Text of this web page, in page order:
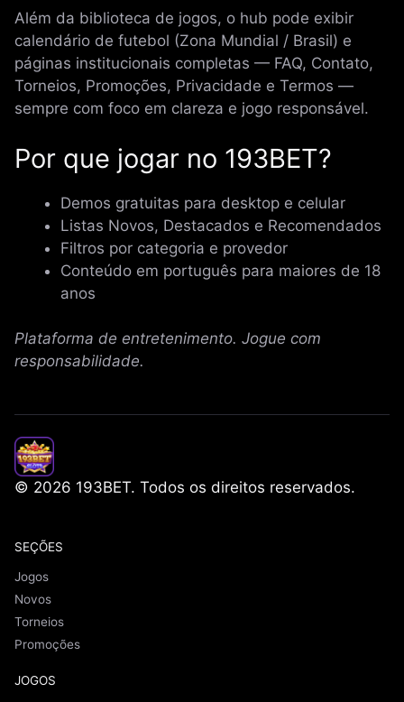
Além da biblioteca de jogos, o hub pode exibir
calendário de futebol (Zona Mundial / Brasil) e
páginas institucionais completas — FAQ, Contato,
Torneios, Promoções, Privacidade e Termos —
sempre com foco em clareza e jogo responsável.
Por que jogar no 193BET?
Demos gratuitas para desktop e celular
Listas Novos, Destacados e Recomendados
Filtros por categoria e provedor
Conteúdo em português para maiores de 18
anos
Plataforma de entretenimento. Jogue com
responsabilidade.
© 2026 193BET. Todos os direitos reservados.
SEÇÕES
Jogos
Novos
Torneios
Promoções
JOGOS